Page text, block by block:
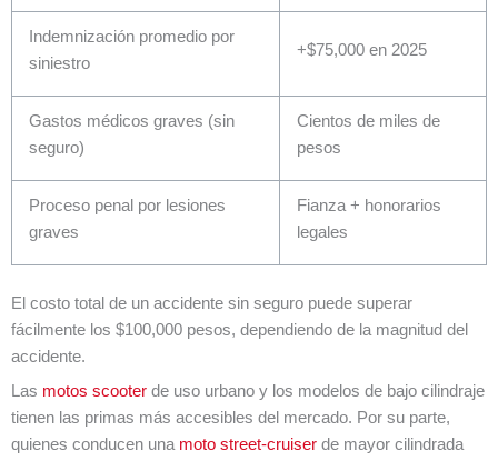
Indemnización promedio por
siniestro
+$75,000 en 2025
Gastos médicos graves (sin
seguro)
Cientos de miles de
pesos
Proceso penal por lesiones
graves
Fianza + honorarios
legales
El costo total de un accidente sin seguro puede superar
fácilmente los $100,000 pesos, dependiendo de la magnitud del
accidente.
Las motos scooter de uso urbano y los modelos de bajo cilindraje
tienen las primas más accesibles del mercado. Por su parte,
quienes conducen una moto street-cruiser de mayor cilindrada